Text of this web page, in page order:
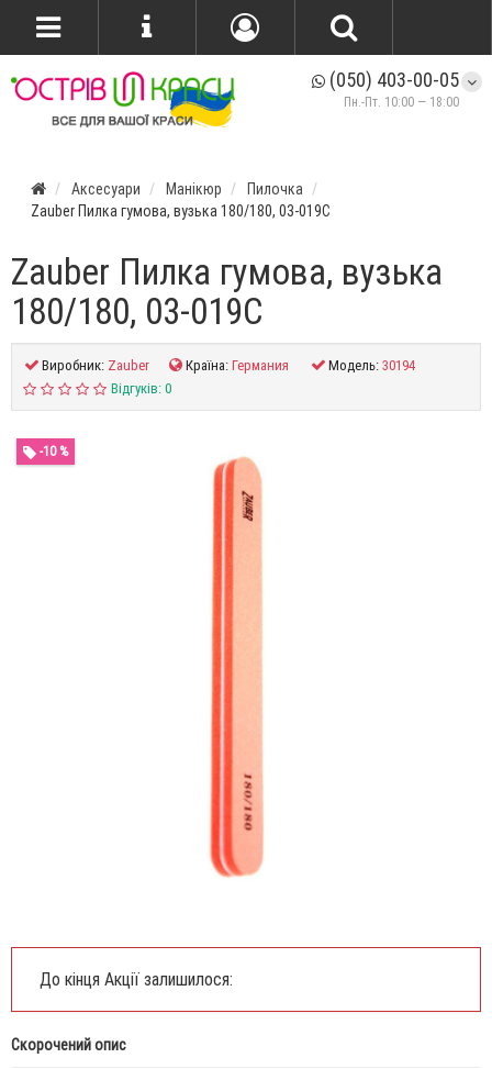
(050) 403-00-05
Пн.-Пт. 10:00 — 18:00
Аксесуари Манікюр
Пилочка
Zauber Пилка гумова, вузька 180/180, 03-019C
Zauber Пилка гумова, вузька
180/180, 03-019C
Виробник: Zauber Країна:Германия Модель:30194
Відгуків: 0
-10 %
До кінця Акції залишилося:
Скорочений опис